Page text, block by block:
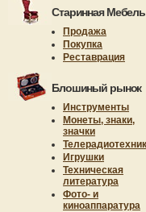
Старинная Мебель
Продажа
Покупка
Реставрация
Блошиный рынок
Инструменты
Монеты, знаки,
значки
Игрушки
Техническая
литература
Фото- и
киноаппаратура